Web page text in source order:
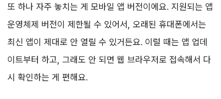
또 하나 자주 놓치는 게 모바일 앱 버전이에요. 지원되는 앱
운영체제 버전이 제한될 수 있어서, 오래된 휴대폰에서는
최신 앱이 제대로 안 열릴 수 있거든요. 이럴 때는 앱 업데
이트부터 하고, 그래도 안 되면 웹 브라우저로 접속해서 다
시 확인하는 게 편해요.